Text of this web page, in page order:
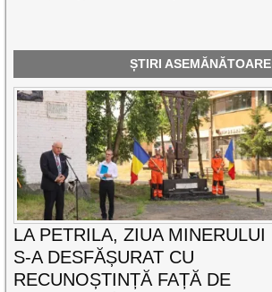
ȘTIRI ASEMĂNĂTOARE
LA PETRILA, ZIUA MINERULUI
S-A DESFĂȘURAT CU
RECUNOȘTINȚĂ FAȚĂ DE